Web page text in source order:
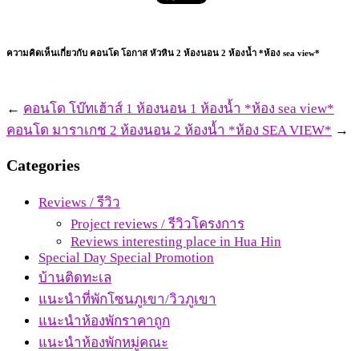
ความคิดเห็นเกี่ยวกับ คอนโด โอกาส หัวหิน 2 ห้องนอน 2 ห้องน้ำ *ห้อง sea view*
← คอนโด โบ๊ทเฮ้าส์ 1 ห้องนอน 1 ห้องน้ำ *ห้อง sea view*
คอนโด มาราเกช 2 ห้องนอน 2 ห้องน้ำ *ห้อง SEA VIEW* →
Categories
Reviews / รีวิว
Project reviews / รีวิวโครงการ
Reviews interesting place in Hua Hin
Special Day Special Promotion
บ้านติดทะเล
แนะนำที่พักโซนภูเขา/วิวภูเขา
แนะนำห้องพักราคาถูก
แนะนำห้องพักหมู่คณะ